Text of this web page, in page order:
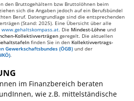
den Bruttogehältern bzw Bruttolöhnen beim
sich die Angaben jedoch auf ein Berufsbündel
Beruf. Datengrundlage sind die entsprechenden
(Stand: 2025). Eine Übersicht über alle
www.gehaltskompass.at. Die Mindest-Löhne und
Kollektivverträgen geregelt. Die aktuellen
finden Sie in den Kollektivvertrags-
Gewerkschaftsbundes (ÖGB) und der
.
im Finanzbereich beraten
wie z.B. mittelständische